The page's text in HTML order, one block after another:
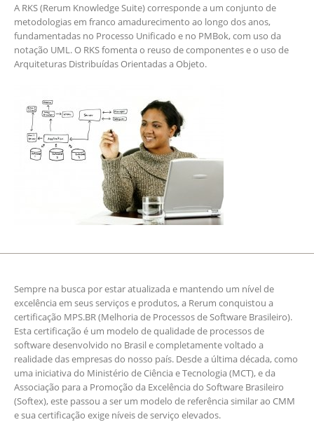
A RKS (Rerum Knowledge Suite) corresponde a um conjunto de
metodologias em franco amadurecimento ao longo dos anos,
fundamentadas no Processo Unificado e no PMBok, com uso da
notação UML. O RKS fomenta o reuso de componentes e o uso de
Arquiteturas Distribuídas Orientadas a Objeto.
Sempre na busca por estar atualizada e mantendo um nível de
excelência em seus serviços e produtos, a Rerum conquistou a
certificação MPS.BR (Melhoria de Processos de Software Brasileiro).
Esta certificação é um modelo de qualidade de processos de
software desenvolvido no Brasil e completamente voltado a
realidade das empresas do nosso país. Desde a última década, como
uma iniciativa do Ministério de Ciência e Tecnologia (MCT), e da
Associação para a Promoção da Excelência do Software Brasileiro
(Softex), este passou a ser um modelo de referência similar ao CMM
e sua certificação exige níveis de serviço elevados.